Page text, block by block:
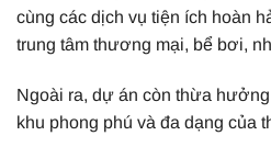
cùng các dịch vụ tiện ích hoàn
trung tâm thương mại, bể bơi,
Ngoài ra, dự án còn thừa
khu phong phú và đa dạng của